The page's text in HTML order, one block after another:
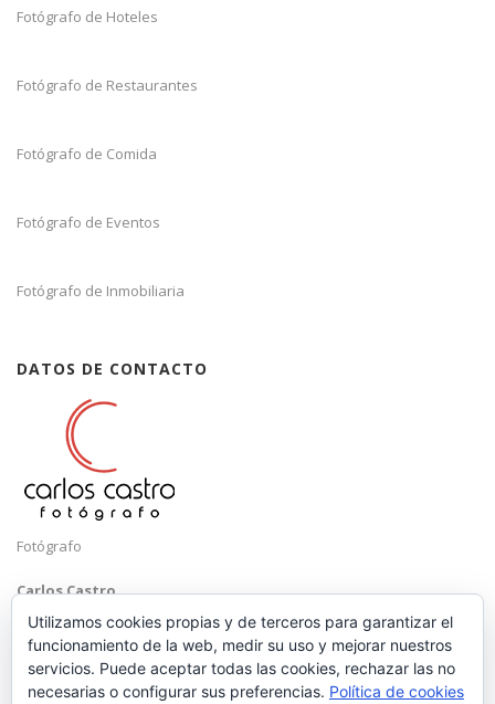
Fotógrafo de Hoteles
Fotógrafo de Restaurantes
Fotógrafo de Comida
Fotógrafo de Eventos
Fotógrafo de Inmobiliaria
DATOS DE CONTACTO
Fotógrafo
Carlos Castro
Málaga
Mobile: +34 652 83 71 98
hola@carloscastrofotografo.com
Utilizamos cookies propias y de terceros para garantizar el
funcionamiento de la web, medir su uso y mejorar nuestros
servicios. Puede aceptar todas las cookies, rechazar las no
necesarias o configurar sus preferencias. Política de cookies